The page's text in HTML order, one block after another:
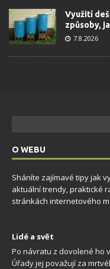
Využití
způsoby,
7.8.2026
O WEBU
Sháníte zajímavé tipy jak
aktuální trendy, praktické
stránkách internetového
Lidé a svět
Po návratu z dovolené ho
Úřady jej považují za